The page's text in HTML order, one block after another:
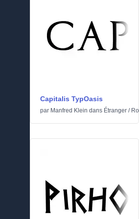
Capitalis TypOasis
par Manfred Klein dans Étranger /